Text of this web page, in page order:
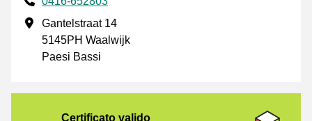
Indirizzo commerciale
Gantelstraat 14
5145PH Waalwijk
Paesi Bassi
Certificato valido